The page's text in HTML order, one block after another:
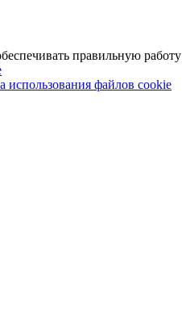
правильную работу
использования файлов cookie